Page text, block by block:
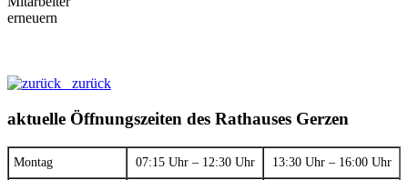
zurück
aktuelle Öffnungszeiten des Rathauses Gerzen
Montag 07:15 Uhr – 12:30 Uhr 13:30 Uhr – 16:00 Uhr